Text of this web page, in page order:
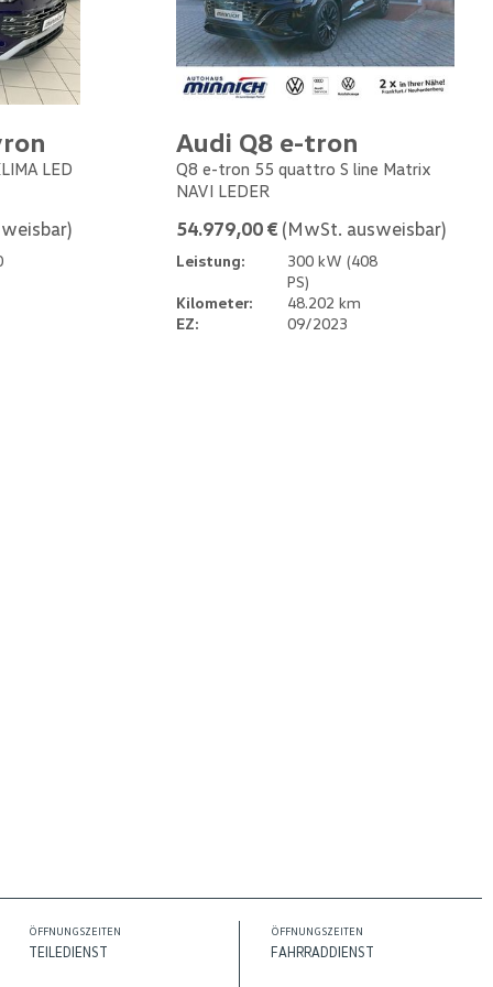
LED
Audi Q8 e-tron
Q8 e-tron 55 quattro S line Matrix
NAVI LEDER
54.979,00 € (MwSt. ausweisbar)
Leistung:
300 kW (408
PS)
Kilometer:
48.202 km
EZ:
09/2023
ÖFFNUNGSZEITEN
TEILEDIENST
ÖFFNUNGSZEITEN
FAHRRADDIENST